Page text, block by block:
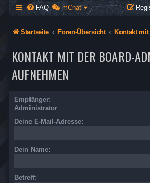
FAQ mChat
Startseite Foren-Übersicht
KONTAKT MIT DER BOARD-
AUFNEHMEN
Empfänger:
Administrator
Deine E-Mail-Adresse:
Dein Name:
Betreff: